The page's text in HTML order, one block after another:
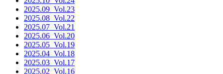
2025.09 _Vol.23
2025.08 _Vol.22
2025.07 _Vol.21
2025.06 _Vol.20
2025.05 _Vol.19
2025.04 _Vol.18
2025.03 _Vol.17
2025.02 _Vol.16